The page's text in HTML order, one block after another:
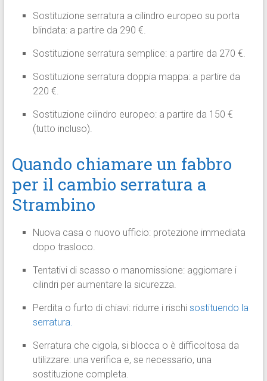
Sostituzione serratura a cilindro europeo su porta
blindata: a partire da 290 €.
Sostituzione serratura semplice: a partire da 270 €.
Sostituzione serratura doppia mappa: a partire da
220 €.
Sostituzione cilindro europeo: a partire da 150 €
(tutto incluso).
Quando chiamare un fabbro
per il cambio serratura a
Strambino
Nuova casa o nuovo ufficio: protezione immediata
dopo trasloco.
Tentativi di scasso o manomissione: aggiornare i
cilindri per aumentare la sicurezza.
Perdita o furto di chiavi: ridurre i rischi sostituendo la
serratura.
Serratura che cigola, si blocca o è difficoltosa da
utilizzare: una verifica e, se necessario, una
sostituzione completa.